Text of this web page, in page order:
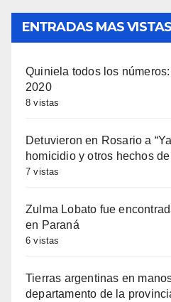
ENTRADAS MAS VISTAS
Quiniela todos los
2020
8 vistas
Detuvieron en Rosario a
homicidio y otros hechos
7 vistas
Zulma Lobato fue
en Paraná
6 vistas
Tierras argentinas en
departamento de la